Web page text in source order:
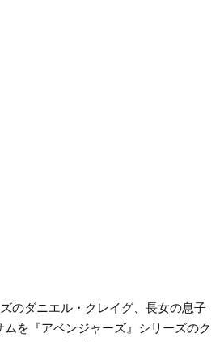
のダニエル・クレイグ、長女の息子
を『アベンジャーズ』シリーズのク